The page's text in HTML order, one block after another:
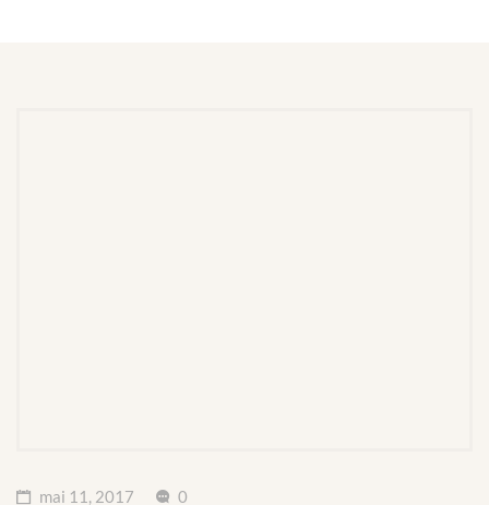
mai 11, 2017 0